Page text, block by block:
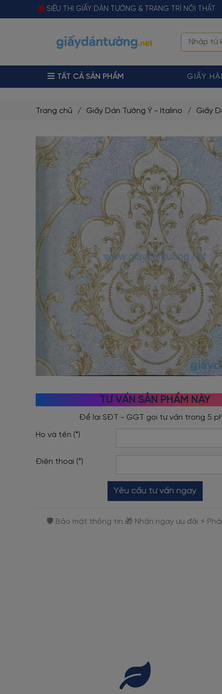
SIÊU THỊ GIẤY DÁN TƯỜNG & TRANG TRÍ NỘI THẤT
TẤT CẢ SẢN PHẨM GIẤY
Trang chủ / Giấy Dán Tường Ý - Italino / Giấy
TƯ VẤN SẢN PHẨM NÀY
Họ và tên (*)
Điện thoại (*)
Yêu cầu tư vấn ngay